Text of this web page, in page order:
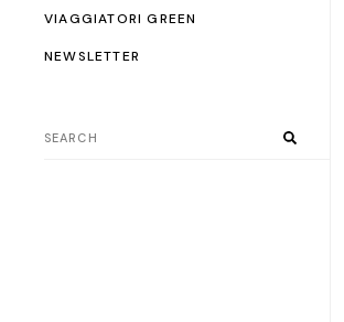
VIAGGIATORI GREEN
NEWSLETTER